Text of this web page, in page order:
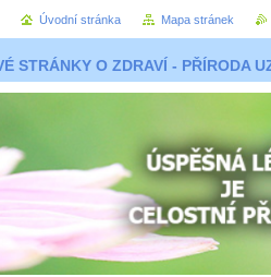
STRÁNKY O ZDRAVÍ - PŘÍRODA
Úvodní stránka Mapa stránek